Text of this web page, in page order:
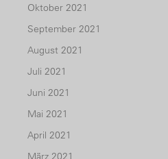
Oktober 2021
September 2021
August 2021
Juli 2021
Juni 2021
Mai 2021
April 2021
März 2021